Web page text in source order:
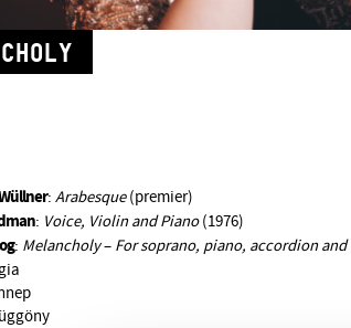
:Arabesque(premier)
: Voice, Violin and Piano(1976)
: Melancholy– For soprano, piano, accordion